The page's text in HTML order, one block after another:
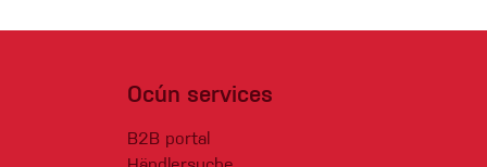
Ocún services
B2B portal